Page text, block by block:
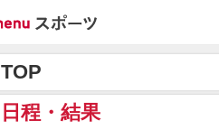
TOP
日程・結果